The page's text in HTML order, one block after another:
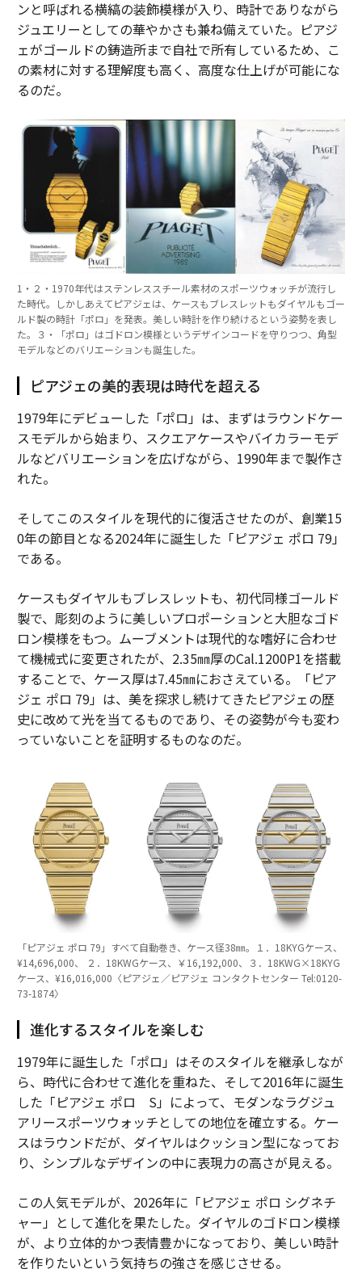
ンと呼ばれる横縞の装飾模様が入り、時計でありながら
ジュエリーとしての華やかさも兼ね備えていた。ピアジ
ェがゴールドの鋳造所まで自社で所有しているため、こ
の素材に対する理解度も高く、高度な仕上げが可能にな
るのだ。
1・２・1970年代はステンレススチール素材のスポーツウォッチが流行し
た時代。しかしあえてピアジェは、ケースもブレスレットもダイヤルもゴー
ルド製の時計「ポロ」を発表。美しい時計を作り続けるという姿勢を表し
た。３・「ポロ」はゴドロン模様というデザインコードを守りつつ、角型
モデルなどのバリエーションも誕生した。
ピアジェの美的表現は時代を超える
1979年にデビューした「ポロ」は、まずはラウンドケー
スモデルから始まり、スクエアケースやバイカラーモデ
ルなどバリエーションを広げながら、1990年まで製作さ
れた。
そしてこのスタイルを現代的に復活させたのが、創業15
0年の節目となる2024年に誕生した「ピアジェ ポロ 79」
である。
ケースもダイヤルもブレスレットも、初代同様ゴールド
製で、彫刻のように美しいプロポーションと大胆なゴド
ロン模様をもつ。ムーブメントは現代的な嗜好に合わせ
て機械式に変更されたが、2.35㎜厚のCal.1200P1を搭載
することで、ケース厚は7.45㎜におさえている。「ピア
ジェ ポロ 79」は、美を探求し続けてきたピアジェの歴
史に改めて光を当てるものであり、その姿勢が今も変わ
っていないことを証明するものなのだ。
「ピアジェ ポロ 79」すべて自動巻き、ケース径38㎜。１．18KYGケース、
¥14,696,000、 ２．18KWGケース、￥16,192,000、３．18KWG×18KYG
ケース、¥16,016,000〈ピアジェ／ピアジェ コンタクトセンター Tel:0120-
73-1874〉
進化するスタイルを楽しむ
1979年に誕生した「ポロ」はそのスタイルを継承しなが
ら、時代に合わせて進化を重ねた、そして2016年に誕生
した「ピアジェ ポロ S」によって、モダンなラグジュ
アリースポーツウォッチとしての地位を確立する。ケー
スはラウンドだが、ダイヤルはクッション型になってお
り、シンプルなデザインの中に表現力の高さが見える。
この人気モデルが、2026年に「ピアジェ ポロ シグネチ
ャー」として進化を果たした。ダイヤルのゴドロン模様
が、より立体的かつ表情豊かになっており、美しい時計
を作りたいという気持ちの強さを感じさせる。